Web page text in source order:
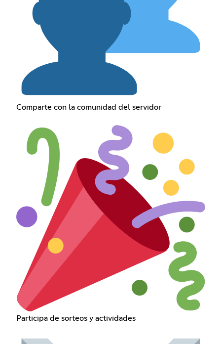
Comparte con la comunidad del servidor
Participa de sorteos y actividades